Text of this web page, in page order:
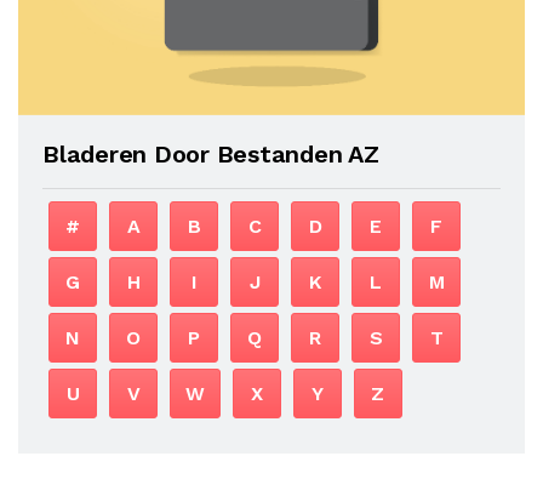
Bladeren Door Bestanden AZ
# A B C D E F
G H I J K L M
N O P Q R S T
U V W X Y Z